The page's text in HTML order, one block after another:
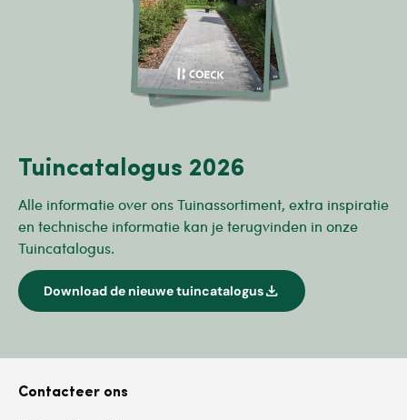
Tuincatalogus 2026
Alle informatie over ons Tuinassortiment, extra inspiratie
en technische informatie kan je terugvinden in onze
Tuincatalogus.
Download de nieuwe tuincatalogusdownload
Contacteer ons